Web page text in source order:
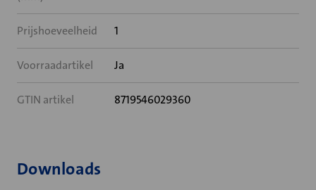
Prijshoeveelheid 1
Voorraadartikel Ja
GTIN artikel 8719546029360
Downloads